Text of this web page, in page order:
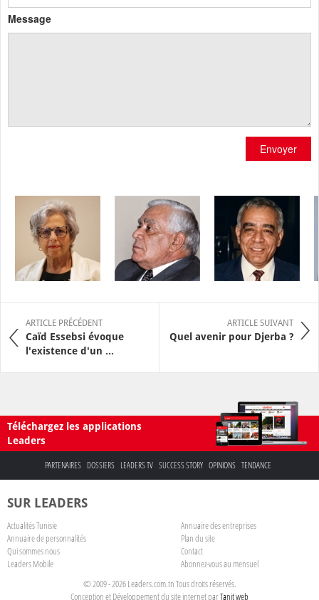
Message
Envoyer
ARTICLE PRÉCÉDENT
Caïd Essebsi évoque
l'existence d'un ...
ARTICLE SUIVANT
Quel avenir pour Djerba ?
Téléchargez les applications
Leaders
PARTENAIRES DOSSIERS LEADERS TV SUCCESS STORY OPINIONS TENDANCE
SUR LEADERS
Actualités Tunisie
Annuaire des entreprises
Annuaire de personnalités
Plan du site
Qui sommes nous
Contact
Leaders Mobile
Abonnez-vous au mensuel
© 2009 - 2026 Leaders.com.tn Tous droits réservés.
Conception et Développement du site internet parTanit web